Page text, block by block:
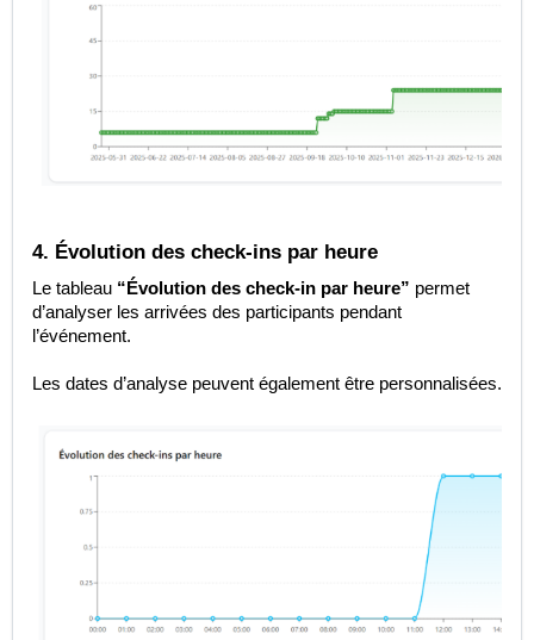
4. Évolution des check-ins par heure
Le tableau “Évolution des check-in par heure” permet
d’analyser les arrivées des participants pendant
l’événement.
Les dates d’analyse peuvent également être personnalisées.